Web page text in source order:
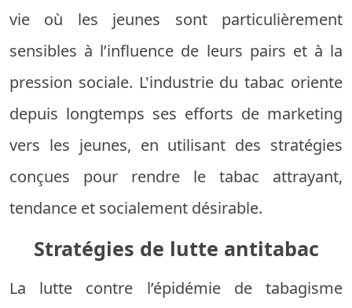
vie où les jeunes sont particulièrement
sensibles à l’influence de leurs pairs et à la
pression sociale. L'industrie du tabac oriente
depuis longtemps ses efforts de marketing
vers les jeunes, en utilisant des stratégies
conçues pour rendre le tabac attrayant,
tendance et socialement désirable.
Stratégies de lutte antitabac
La lutte contre l’épidémie de tabagisme